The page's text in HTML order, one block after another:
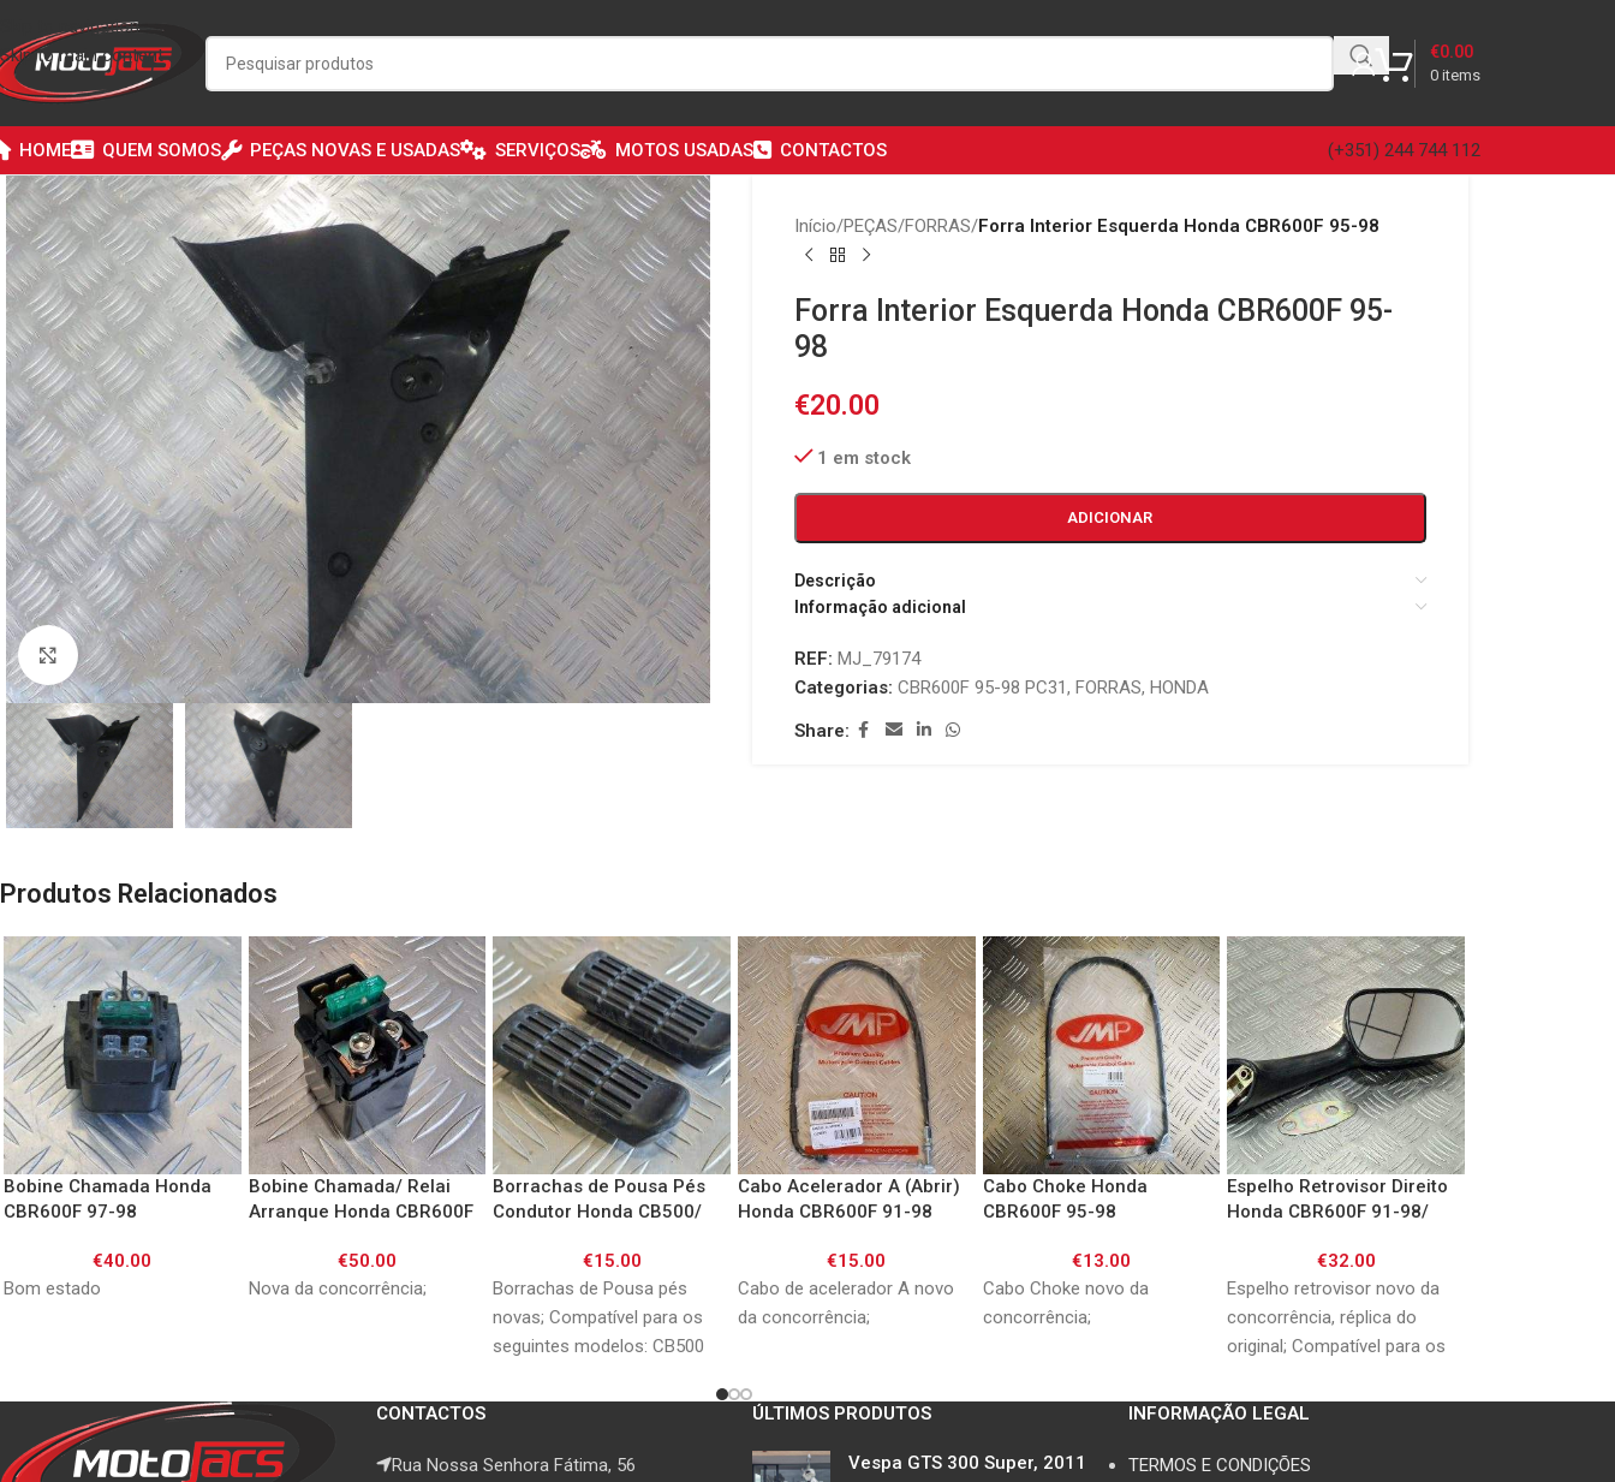
Skip to navigation
Skip to main content
0 items
€0.00
HOME QUEM SOMOS PEÇAS NOVAS E USADAS SERVIÇOS MOTOS USADAS CONTACTOS (+351) 244 744 112
Click to enlarge
Início/PEÇAS/FORRAS/Forra Interior Esquerda Honda CBR600F 95-98
Forra Interior Esquerda Honda CBR600F 95-
98
€20.00
1 em stock
ADICIONAR
Descrição
Informação adicional
REF: MJ_79174
Categorias: CBR600F 95-98 PC31, FORRAS, HONDA
Share:
Produtos Relacionados
Bobine Chamada Honda
CBR600F 97-98
€40.00
Bom estado
Bobine Chamada/ Relai
Arranque Honda CBR600F
CBR1000F 93-95/
CBR1100XX 97-03/
€50.00
Nova da concorrência;
Borrachas de Pousa Pés
Condutor Honda CB500/
VFR800/ VTR1000/
XL1000V / CBR1100XX
€15.00
Borrachas de Pousa pés
novas; Compatível para os
seguintes modelos: CB500
CB750 Seven Fifty 92-01
Cabo Acelerador A (Abrir)
Honda CBR600F 91-98
€15.00
Cabo de acelerador A novo
da concorrência;
Cabo Choke Honda
CBR600F 95-98
€13.00
Cabo Choke novo da
concorrência;
Espelho Retrovisor Direito
Honda CBR600F 91-98/
98-99/ VFR750 90-97
€32.00
Espelho retrovisor novo da
concorrência, réplica do
original; Compatível para os
CBR600F 91-98 CBR1000F
CBR600F 91-98
CONTACTOS
Rua Nossa Senhora Fátima, 56
ÚLTIMOS PRODUTOS
Vespa GTS 300 Super, 2011
INFORMAÇÃO LEGAL
TERMOS E CONDIÇÕES